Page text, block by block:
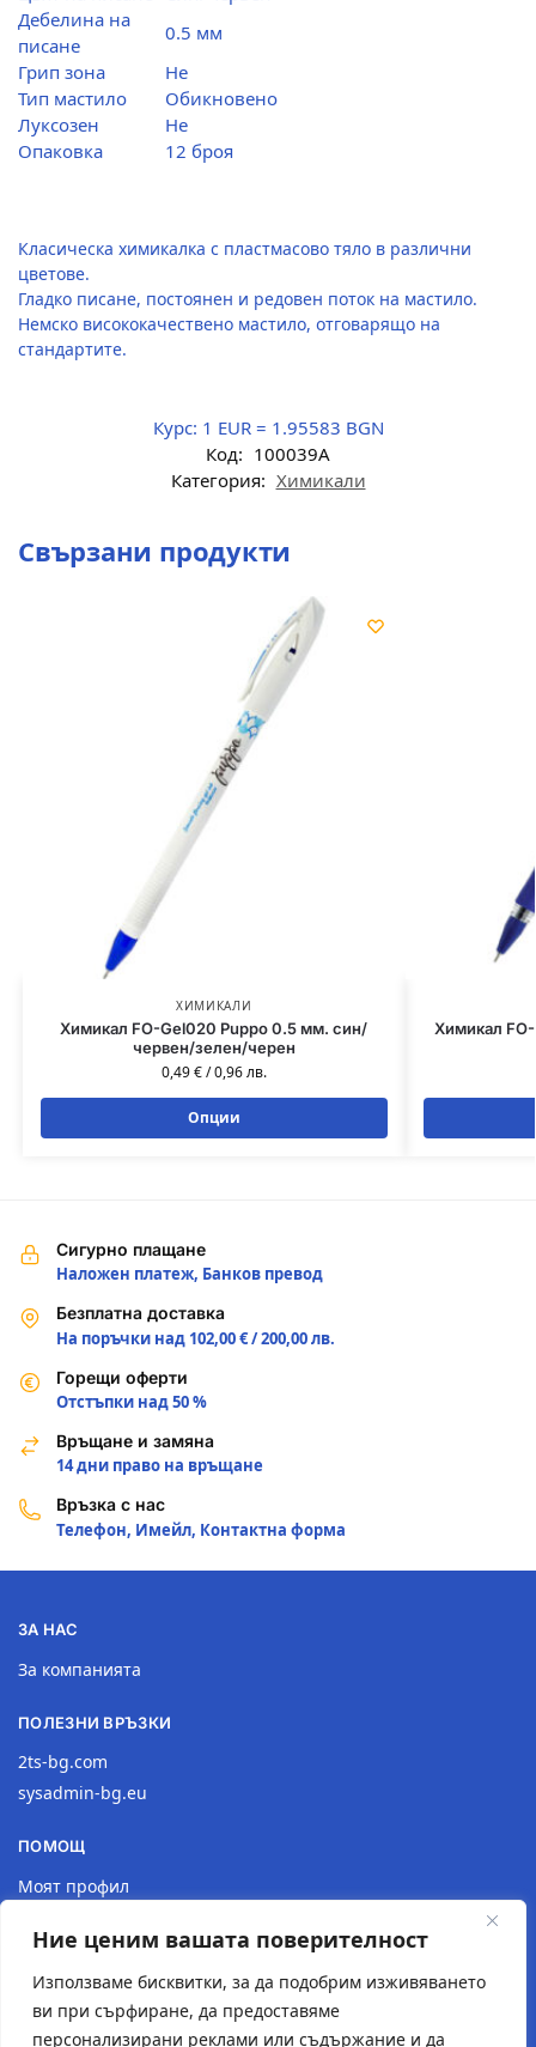
Ние ценим вашата поверителност
Използваме бисквитки, за да подобрим изживяването
ви при сърфиране, да предоставяме
персонализирани реклами или съдържание и да
Дебелина на
писане
0.5 мм
Грип зона
Не
Тип мастило
Обикновено
Луксозен
Не
Опаковка
12 броя
Класическа химикалка с пластмасово тяло в различни
цветове.
Гладко писане, постоянен и редовен поток на мастило.
Немско висококачествено мастило, отговарящо на
стандартите.
Курс: 1 EUR = 1.95583 BGN
Код: 100039A
Категория: Химикали
Свързани продукти
ХИМИКАЛИ
Химикал FO-Gel020 Puppo 0.5 мм. син/
червен/зелен/черен
0,49€/0,96лв.
Опции
Химикал
Сигурно плащане
Наложен платеж, Банков превод
Безплатна доставка
На поръчки над 102,00 € / 200,00 лв.
Горещи оферти
Отстъпки над 50 %
Връщане и замяна
14 дни право на връщане
Връзка с нас
Телефон, Имейл, Контактна форма
ЗА НАС
За компанията
ПОЛЕЗНИ ВРЪЗКИ
2ts-bg.com
sysadmin-bg.eu
ПОМОЩ
Моят профил
Връщане на продукт
Политика за поверителност
КОНТАКТИ